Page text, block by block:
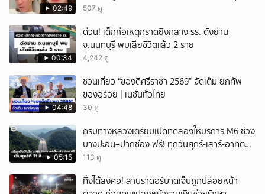
02:49
คนของผม จบ!!!
507 ดู
00:34
ด่วน! เด็กก่อเหตุกราดยิงกลาง รร. ดังย่าน
จ.นนทบุรี พบเสียชีวิตแล้ว 2 ราย
4,242 ดู
04:48
ชวนเที่ยว “ของดีศรีราชา 2569” จัดเต็ม ยกทัพ
ของอร่อย | เนชั่นทั่วไทย
30 ดู
05:15
กรมทางหลวงเตรียมเปิดทดลองให้บริการ M6 ช่วง
บางปะอิน–ปากช่อง ฟรี! ทุกวันศุกร์-เสาร์-อาทิตย์
เริ่มศุกร์ที่ 21 สิงหาคม 2569 นี้
113 ดู
ทิ้งได้ลงคอ! ลาบราดอร์บาดเจ็บถูกปล่อยหน้า